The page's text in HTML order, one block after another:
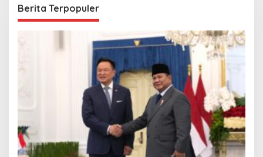
Berita Terpopuler